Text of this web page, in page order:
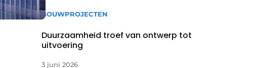
BOUWPROJECTEN
Duurzaamheid troef van ontwerp tot
uitvoering
3 juni 2026